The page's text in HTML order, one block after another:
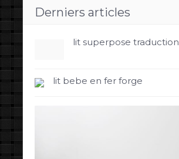
Derniers articles
lit superpose traduction
lit bebe en fer forge